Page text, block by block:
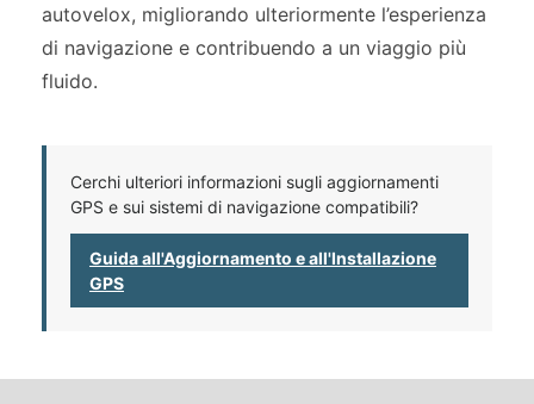
autovelox, migliorando ulteriormente l’esperienza
di navigazione e contribuendo a un viaggio più
fluido.
Cerchi ulteriori informazioni sugli aggiornamenti
GPS e sui sistemi di navigazione compatibili?
Guida all'Aggiornamento e all'Installazione
GPS